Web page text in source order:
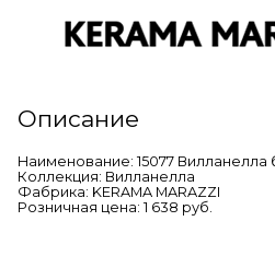
Описание
Наименование: 15077 Вилланелла
Коллекция: Вилланелла
Фабрика: KERAMA MARAZZI
Розничная цена: 1 638 руб.